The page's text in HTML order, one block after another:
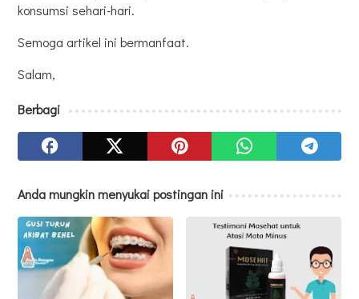
konsumsi sehari-hari.
Semoga artikel ini bermanfaat.
Salam,
Berbagi
Anda mungkin menyukai postingan ini